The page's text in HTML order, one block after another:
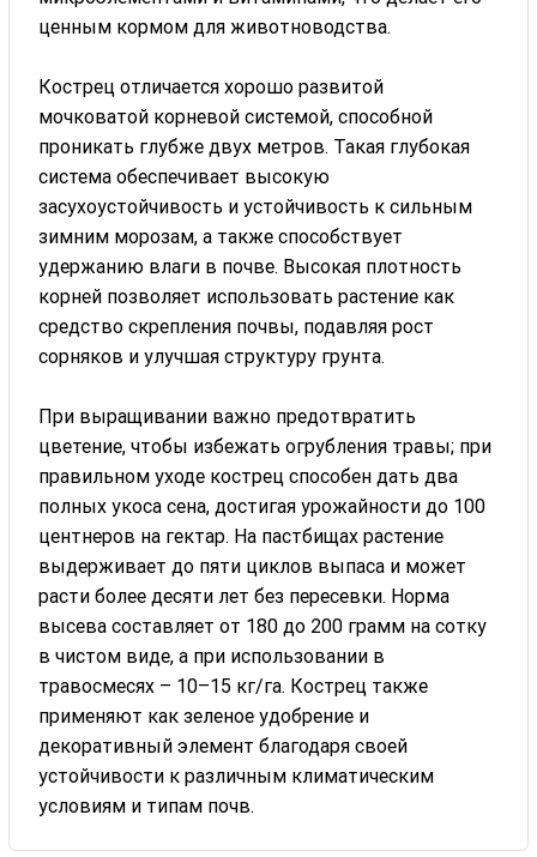
ценным кормом для животноводства.
Кострец отличается хорошо развитой
мочковатой корневой системой, способной
проникать глубже двух метров. Такая глубокая
система обеспечивает высокую
засухоустойчивость и устойчивость к сильным
зимним морозам, а также способствует
удержанию влаги в почве. Высокая плотность
корней позволяет использовать растение как
средство скрепления почвы, подавляя рост
сорняков и улучшая структуру грунта.
При выращивании важно предотвратить
цветение, чтобы избежать огрубления травы; при
правильном уходе кострец способен дать два
полных укоса сена, достигая урожайности до 100
центнеров на гектар. На пастбищах растение
выдерживает до пяти циклов выпаса и может
расти более десяти лет без пересевки. Норма
высева составляет от 180 до 200 грамм на сотку
в чистом виде, а при использовании в
травосмесях – 10–15 кг/га. Кострец также
применяют как зеленое удобрение и
декоративный элемент благодаря своей
устойчивости к различным климатическим
условиям и типам почв.